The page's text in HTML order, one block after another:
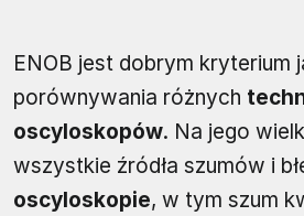
ENOB jest dobrym kryterium
porównywania różnych
oscyloskopów. Na jego
wszystkie źródła szumów i
oscyloskopie, w tym szum